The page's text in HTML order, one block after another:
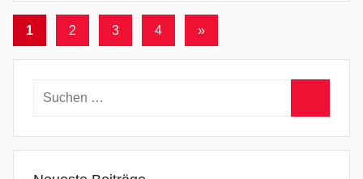
Seitennummerierung
der
Beiträge
1 2 3 4
Nächste
»
Suchen